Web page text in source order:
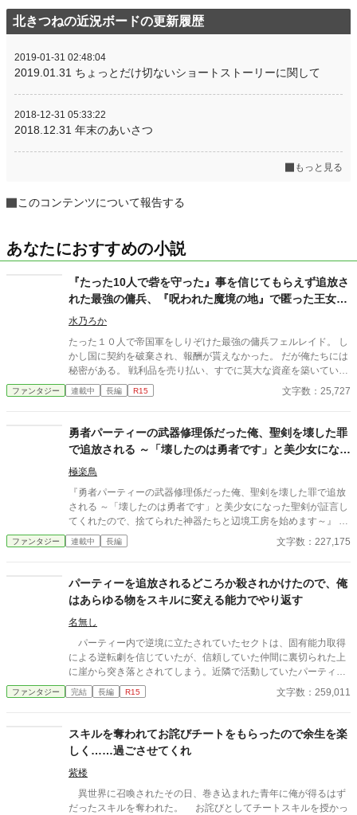
北きつねの近況ボードの更新履歴
2019-01-31 02:48:04
2019.01.31 ちょっとだけ切ないショートストーリーに関して
2018-12-31 05:33:22
2018.12.31 年末のあいさつ
もっと見る
このコンテンツについて報告する
あなたにおすすめの小説
『たった10人で砦を守った』事を信じてもらえず追放さ
れた最強の傭兵、『呪われた魔境の地』で匿った王女と
理想の拠点に作り上げます
水乃ろか
たった１０人で帝国軍をしりぞけた最強の傭兵フェルレイド。 し
かし国に契約を破棄され、報酬が貰えなかった。 だが俺たちには
秘密がある。 戦利品を売り払い、すでに莫大な資産を築いていた
のだ。 その莫大な資金を元手に、静かに暮らそうと王都に戻る途
中、盗賊に襲われていた一台の馬車を救出する。 乗っていたのは
なってしまった。 だが、そこは誰も住んでいない『呪われた地』
と云われる辺境の魔境。 ……いいじゃん！ 誰もいないなんて好
都合！ 悠々自適に暮らそうと意気込む俺だったが、行きの馬車に
隠れていたのは、なんと先ほど助けた王女様！？ どうやら王城で
酷い扱いを受けていた彼女は、城を捨てて俺についてきたらし
い。 王女様は命を狙われており、戻れば殺されるらしい。 ならば
一緒に連れて行くしかあるまい。 資金もあるし、誰も居ない領地
も貰えて好き勝手できる。 これって最高なのでは？ ※マルチ投稿
しています。
ファンタジー 連載中 長編 R15 文字数：25,727
勇者パーティーの武器修理係だった俺、聖剣を壊した罪
で追放される ～「壊したのは勇者です」と美少女になっ
た聖剣が証言してくれたので、捨てられた
極楽鳥
『勇者パーティーの武器修理係だった俺、聖剣を壊した罪で追放
される ～「壊したのは勇者です」と美少女になった聖剣が証言し
てくれたので、捨てられた神器たちと辺境工房を始めます～』 あ
らすじ 勇者パーティーの武器修理係ラウルは、戦えない無能とし
て仲間から見下されていた。 ある日、ラウルの警告を無視した勇
ウルだった。 報酬も名誉も奪われ、パーティーを追放されたラウ
ルは、処分されることになった聖剣だけを引き取って辺境へ向か
う。 廃村の鍛冶場で折れた聖剣を修理すると、まばゆい光の中か
ら銀髪の美しい女性が現れた。 「わたしを壊したのは勇者です。
そして、あなたこそがわたしの主です」 ラウルの外れ技能【原型
復元】には、壊れた神器を本来の姿へ戻す力があった。 聖剣、神
盾、魔導鎧、古代要塞――。 捨てられた神器を直すたび、最強の
美少女が仲間になっていく。 これは無能扱いされた修理師が、愛
の重い神器たちと辺境工房を築き、やがて壊れかけた世界まで修
ファンタジー 連載中 長編 文字数：227,175
パーティーを追放されるどころか殺されかけたので、俺
はあらゆる物をスキルに変える能力でやり返す
名無し
パーティー内で逆境に立たされていたセクトは、固有能力取得
による逆転劇を信じていたが、信頼していた仲間に裏切られた上
に崖から突き落とされてしまう。近隣で活動していたパーティー
のおかげで奇跡的に一命をとりとめたセクトは、かつての仲間た
ちへの復讐とともに、助けてくれた者たちへの恩返しを誓うのだ
ファンタジー 完結 長編 R15 文字数：259,011
スキルを奪われてお詫びチートをもらったので余生を楽
しく……過ごさせてくれ
紫楼
異世界に召喚されたその日、巻き込まれた青年に俺が得るはず
だったスキルを奪われた。 お詫びとしてチートスキルを授かっ